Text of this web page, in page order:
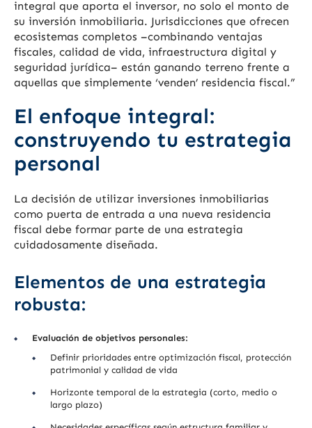
integral que aporta el inversor, no solo el monto de
su inversión inmobiliaria. Jurisdicciones que ofrecen
ecosistemas completos –combinando ventajas
fiscales, calidad de vida, infraestructura digital y
seguridad jurídica– están ganando terreno frente a
aquellas que simplemente ‘venden’ residencia fiscal.”
El enfoque integral:
construyendo tu estrategia
personal
La decisión de utilizar inversiones inmobiliarias
como puerta de entrada a una nueva residencia
fiscal debe formar parte de una estrategia
cuidadosamente diseñada.
Elementos de una estrategia
robusta:
Evaluación de objetivos personales:
Definir prioridades entre optimización fiscal, protección
patrimonial y calidad de vida
Horizonte temporal de la estrategia (corto, medio o
largo plazo)